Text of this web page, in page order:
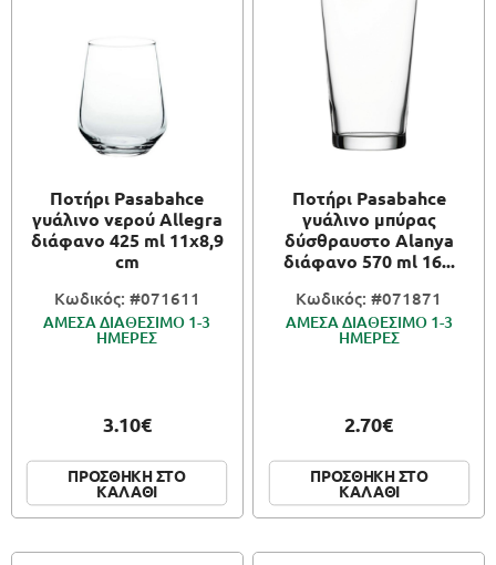
Ποτήρι Pasabahce
γυάλινο νερού Allegra
διάφανο 425 ml 11x8,9
cm
Κωδικός: #071611
ΑΜΕΣΑ ΔΙΑΘΕΣΙΜΟ 1-3
ΗΜΕΡΕΣ
3.10€
ΠΡΟΣΘΗΚΗ ΣΤΟ
ΚΑΛΑΘΙ
Ποτήρι Pasabahce
γυάλινο μπύρας
δύσθραυστο Alanya
διάφανο 570 ml 16...
Κωδικός: #071871
ΑΜΕΣΑ ΔΙΑΘΕΣΙΜΟ 1-3
ΗΜΕΡΕΣ
2.70€
ΠΡΟΣΘΗΚΗ ΣΤΟ
ΚΑΛΑΘΙ